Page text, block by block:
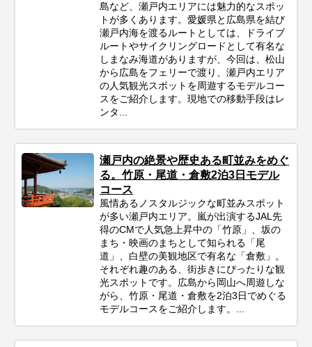
島など、瀬戸内エリアには魅力的なスポッ
トが多くあります。愛媛県と広島県を結び
瀬戸内海を渡るルートとしては、ドライブ
ルートやサイクリングロードとして有名な
しまなみ海道がありますが、今回は、松山
から広島をフェリーで渡り、瀬戸内エリア
の人気観光スポットを周遊するモデルコー
スをご紹介します。現地での移動手段はレ
ンタ...
瀬戸内の絶景や歴史ある町並みをめぐ
る。竹原・尾道・倉敷2泊3日モデル
コース
風情あるノスタルジックな町並みスポット
が多い瀬戸内エリア。嵐が出演するJAL先
得のCMで人気急上昇中の「竹原」、坂の
まち・映画のまちとして知られる「尾
道」、白壁の美観地区で有名な「倉敷」。
それぞれ趣のある、街歩きにぴったりな観
光スポットです。広島から岡山へ周遊しな
がら、竹原・尾道・倉敷を2泊3日でめぐる
モデルコースをご紹介します。...